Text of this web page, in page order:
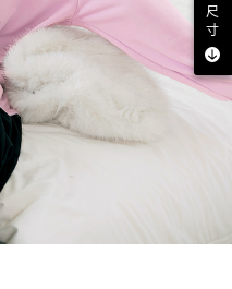
尺
寸